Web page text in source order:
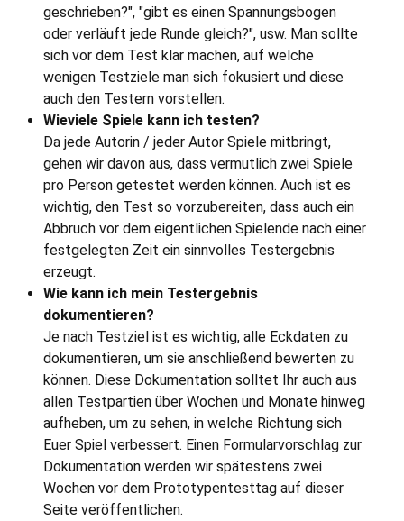
geschrieben?", "gibt es einen Spannungsbogen
oder verläuft jede Runde gleich?", usw. Man sollte
sich vor dem Test klar machen, auf welche
wenigen Testziele man sich fokusiert und diese
auch den Testern vorstellen.
Wieviele Spiele kann ich testen?
Da jede Autorin / jeder Autor Spiele mitbringt,
gehen wir davon aus, dass vermutlich zwei Spiele
pro Person getestet werden können. Auch ist es
wichtig, den Test so vorzubereiten, dass auch ein
Abbruch vor dem eigentlichen Spielende nach einer
festgelegten Zeit ein sinnvolles Testergebnis
erzeugt.
Wie kann ich mein Testergebnis
dokumentieren?
Je nach Testziel ist es wichtig, alle Eckdaten zu
dokumentieren, um sie anschließend bewerten zu
können. Diese Dokumentation solltet Ihr auch aus
allen Testpartien über Wochen und Monate hinweg
aufheben, um zu sehen, in welche Richtung sich
Euer Spiel verbessert. Einen Formularvorschlag zur
Dokumentation werden wir spätestens zwei
Wochen vor dem Prototypentesttag auf dieser
Seite veröffentlichen.